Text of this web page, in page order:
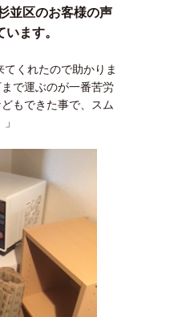
並区のお客様の声
ます。
てくれたので助かりま
で運ぶのが一番苦労
もできた事で、スム